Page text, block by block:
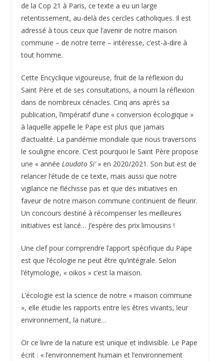
de la Cop 21 à Paris, ce texte a eu un large
retentissement, au-delà des cercles catholiques. Il est
adressé à tous ceux que l’avenir de notre maison
commune – de notre terre – intéresse, c’est-à-dire à
tout homme.
Cette Encyclique vigoureuse, fruit de la réflexion du
Saint Père et de ses consultations, a nourri la réflexion
dans de nombreux cénacles. Cinq ans après sa
publication, l’impératif d’une « conversion écologique »
à laquelle appelle le Pape est plus que jamais
d’actualité. La pandémie mondiale que nous traversons
le souligne encore. C’est pourquoi le Saint Père propose
une « année Laudato Si’» en 2020/2021. Son but est de
relancer l’étude de ce texte, mais aussi que notre
vigilance ne fléchisse pas et que des initiatives en
faveur de notre maison commune continuent de fleurir.
Un concours destiné à récompenser les meilleures
initiatives est lancé… J’espère des prix limousins !
Une clef pour comprendre l’apport spécifique du Pape
est que l’écologie ne peut être qu’intégrale. Selon
l’étymologie, « oikos » c’est la maison.
L’écologie est la science de notre « maison commune
», elle étudie les rapports entre les êtres vivants, leur
environnement, la nature…
Or ce livre de la nature est unique et indivisible. Le Pape
écrit : « l’environnement humain et l’environnement